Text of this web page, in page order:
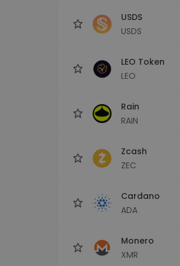
USDS
USDS
LEO Token
LEO
Rain
RAIN
Zcash
ZEC
Cardano
ADA
Monero
XMR